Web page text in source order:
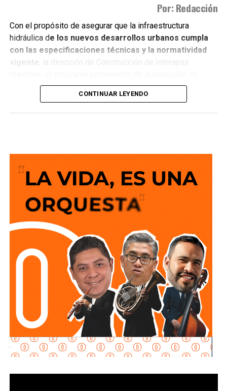
Por: Redacción
Con el propósito de asegurar que la infraestructura
hidráulica de los nuevos desarrollos urbanos cumpla
con las especificaciones técnicas y la normatividad
vigente
, la dirección de Construcción de Interapas
fraccionamientos y centros de población que buscan
incorporarse a las redes de agua potable y drenaje.
y que los puntos de conexión al sistema público sean
adecuados para garantizar un servicio seguro y eficiente.
Durante las inspecciones pueden determinarse medidas
preventivas y correctivas, para autorizar la incorporación
de nuevos desarrollos a la infraestructura hidráulica
metropolitana.
Con estas supervisiones, el organismo fortalece la
las nuevas redes de agua potable y drenajeofrezcan
CONTINUAR LEYENDO